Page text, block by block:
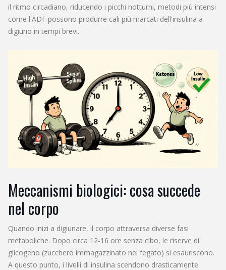
il ritmo circadiano, riducendo i picchi notturni, metodi più intensi
come l'ADF possono produrre cali più marcati dell'insulina a
digiuno in tempi brevi.
Meccanismi biologici: cosa succede
nel corpo
Quando inizi a digiunare, il corpo attraversa diverse fasi
metaboliche. Dopo circa 12-16 ore senza cibo, le riserve di
glicogeno (zucchero immagazzinato nel fegato) si esauriscono.
A questo punto, i livelli di insulina scendono drasticamente